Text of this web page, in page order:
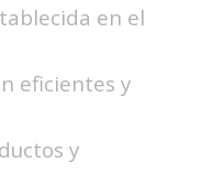
en el
eficientes y
y